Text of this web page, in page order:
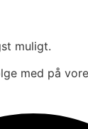
muligt.
med på